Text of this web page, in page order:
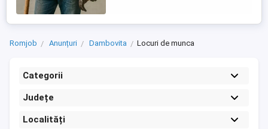
Romjob Anunțuri Dambovita Locuri de munca
Categorii
Județe
Localități